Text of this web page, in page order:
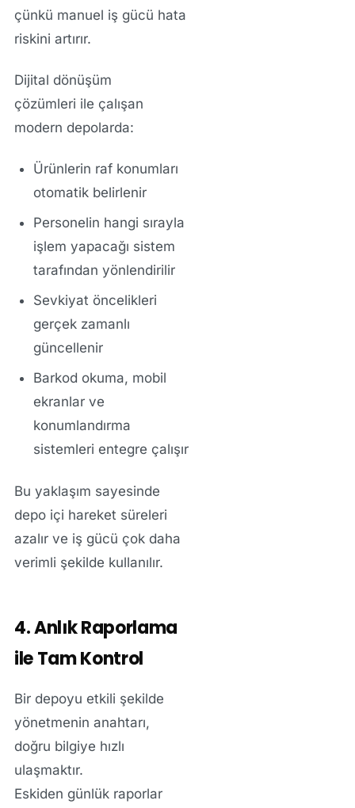
çünkü manuel iş gücü hata
riskini artırır.
Dijital dönüşüm
çözümleri ile çalışan
modern depolarda:
Ürünlerin raf konumları
otomatik belirlenir
Personelin hangi sırayla
işlem yapacağı sistem
tarafından yönlendirilir
Sevkiyat öncelikleri
gerçek zamanlı
güncellenir
Barkod okuma, mobil
ekranlar ve
konumlandırma
sistemleri entegre çalışır
Bu yaklaşım sayesinde
depo içi hareket süreleri
azalır ve iş gücü çok daha
verimli şekilde kullanılır.
4. Anlık Raporlama
ile Tam Kontrol
Bir depoyu etkili şekilde
yönetmenin anahtarı,
doğru bilgiye hızlı
ulaşmaktır.
Eskiden günlük raporlar